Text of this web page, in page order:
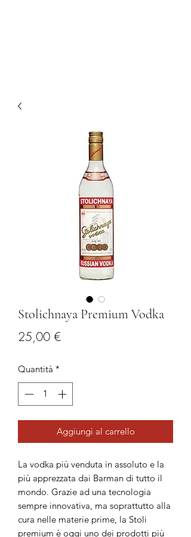
Stolichnaya Premium Vodka
25,00 €Prezzo
Quantità *
Aggiungi al carrello
La vodka più venduta in assoluto e la
più apprezzata dai Barman di tutto il
mondo. Grazie ad una tecnologia
sempre innovativa, ma soprattutto alla
cura nelle materie prime, la Stoli
premium è oggi uno dei prodotti più